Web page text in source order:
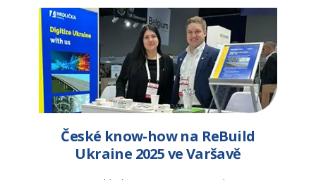
České know-how na ReBuild
Ukraine 2025 ve Varšavě